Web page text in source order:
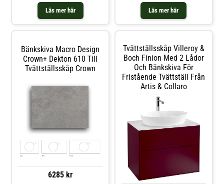
Läs mer här
melaminbelagd MDF och det
medföljande tvättstället är av vitt
porslin. Skåpet ger snygg och
Läs mer här
för det stora badrummet där
kompromisser inte hör hemma.
Bänkskiva Macro Design
Crown+ Dekton 610 Till
Tvättställsskåp Crown
6285 kr
Tvättställsskåp Villeroy &
Boch Finion Med 2 Lådor
Och Bänkskiva För
Fristående Tvättställ Från
Artis & Collaro